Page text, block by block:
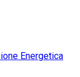
Energetica